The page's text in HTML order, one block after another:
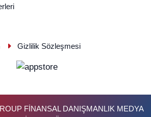
Gizlilik Sözleşmesi
FİNANSAL DANIŞMANLIK MEDYA